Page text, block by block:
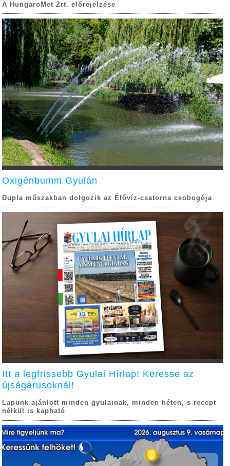
A HungaroMet Zrt. előrejelzése
Oxigénbumm Gyulán
Dupla műszakban dolgozik az Élővíz-csatorna csobogója
Itt a legfrissebb Gyulai Hírlap! Keresse az
újságárusoknál!
Lapunk ajánlott minden gyulainak, minden héten, s recept
nélkül is kapható